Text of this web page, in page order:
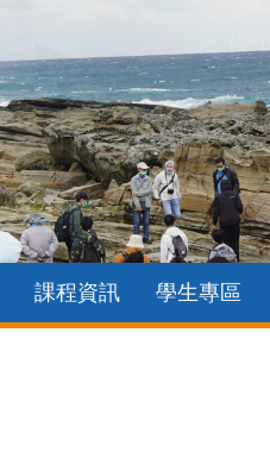
課程資訊 學生專區